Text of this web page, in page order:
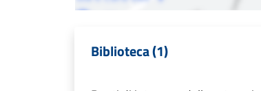
Biblioteca (1)